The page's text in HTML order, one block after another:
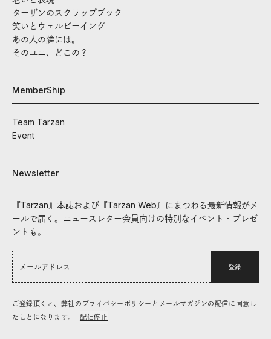
ターザンのスクラップブック
笑いとウェルビーイング
あの人の隣には。
そのユニ、どこの？
MemberShip
Team Tarzan
Event
Newsletter
『Tarzan』本誌および『Tarzan Web』にまつわる最新情報がメ
ールで届く。ニュースレター会員向けの特別なイベント・プレゼ
ントも。
登録
ご登録頂くと、弊社のプライバシーポリシーとメールマガジンの配信に同意し
たことになります。
配信停止